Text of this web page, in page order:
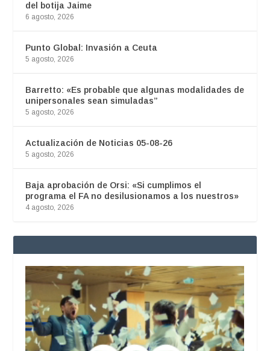
del botija Jaime
6 agosto, 2026
Punto Global: Invasión a Ceuta
5 agosto, 2026
Barretto: «Es probable que algunas modalidades de
unipersonales sean simuladas”
5 agosto, 2026
Actualización de Noticias 05-08-26
5 agosto, 2026
Baja aprobación de Orsi: «Si cumplimos el
programa el FA no desilusionamos a los nuestros»
4 agosto, 2026